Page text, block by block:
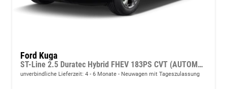
Ford Kuga
ST-Line 2.5 Duratec Hybrid FHEV 183PS CVT (AUTOMATIK) ALLRAD, 5 Jahre Garantie, 18" Alu, Navigation 13"-Display, Parksensoren vorne/hinten, Rückfahrkamera, Climatronic, Privacy-Glas, Key-Free-System, Tempomat, LED-Scheinwerfer
unverbindliche Lieferzeit: 4 - 6 Monate Neuwagen mit Tageszulassung